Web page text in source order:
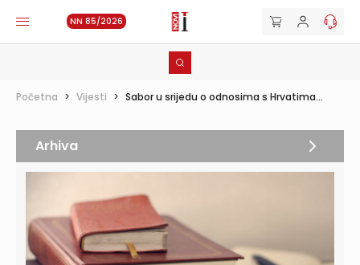
NN 85/2026
Početna > Vijesti > Sabor u srijedu o odnosima s Hrvatima...
Arhiva